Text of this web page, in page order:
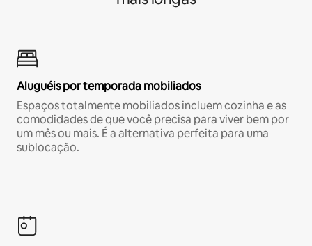
Aluguéis por temporada mobiliados
Espaços totalmente mobiliados incluem cozinha e as
comodidades de que você precisa para viver bem por
um mês ou mais. É a alternativa perfeita para uma
sublocação.